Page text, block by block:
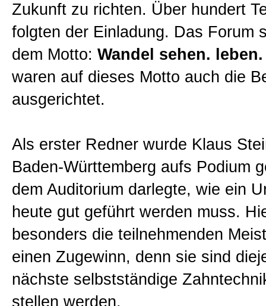
Zukunft zu richten. Über hundert
folgten der Einladung. Das Forum
dem Motto: Wandel sehen.
waren auf dieses Motto auch die
ausgerichtet.
Als erster Redner wurde Klaus
Baden-Württemberg aufs Podium
dem Auditorium darlegte, wie ein
heute gut geführt werden muss.
besonders die teilnehmenden
einen Zugewinn, denn sie sind
nächste selbstständige
stellen werden.